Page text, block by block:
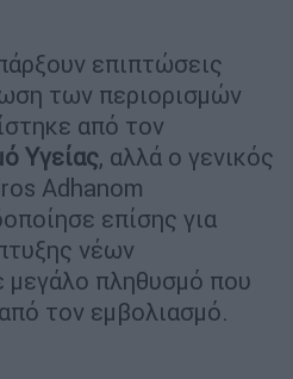
επιπτώσεις
των περιορισμών
από τον
Υγείας, αλλά ο γενικός
Adhanom
επίσης για
νέων
μεγάλο πληθυσμό που
τον εμβολιασμό.